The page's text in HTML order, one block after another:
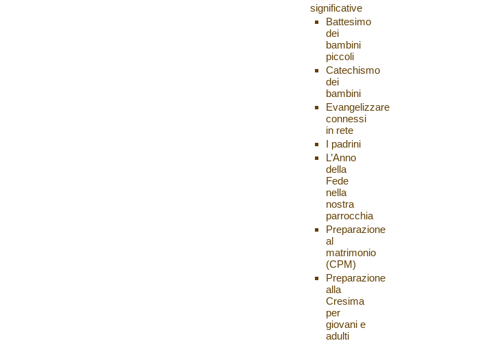
significative
Battesimo
dei
bambini
piccoli
Catechismo
dei
bambini
Evangelizzare
connessi
in rete
I padrini
L’Anno
della
Fede
nella
nostra
parrocchia
Preparazione
al
matrimonio
(CPM)
Preparazione
alla
Cresima
per
giovani e
adulti